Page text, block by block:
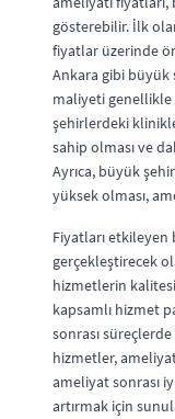
gösterebilir. İlk
fiyatlar üzerinde
Ankara gibi büyük
maliyeti genellikle
şehirlerdeki
sahip olması ve
Ayrıca, büyük
yüksek olması,
Fiyatları
gerçekleştirecek
hizmetlerin
kapsamlı hizmet
sonrası
hizmetler,
ameliyat sonrası
artırmak için